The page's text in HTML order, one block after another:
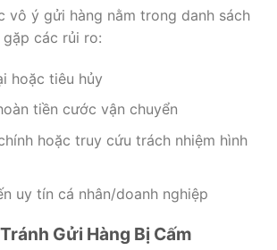
vô ý gửi hàng nằm trong danh sách
các rủi ro:
hoặc tiêu hủy
tiền cước vận chuyển
hoặc truy cứu trách nhiệm hình
uy tín cá nhân/doanh nghiệp
Gửi Hàng Bị Cấm